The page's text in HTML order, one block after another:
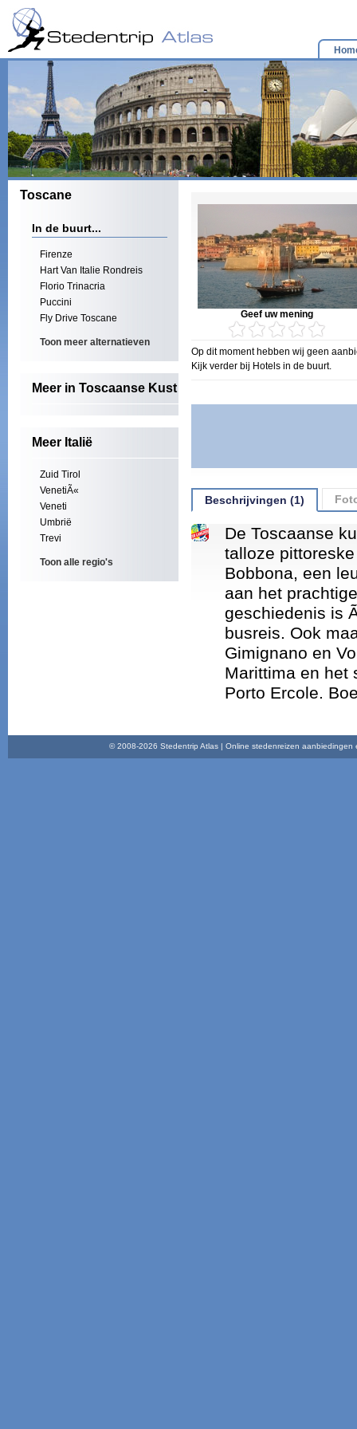
Toscane
In de buurt...
Firenze
Hart Van Italie Rondreis
Florio Trinacria
Puccini
Fly Drive Toscane
Toon meer alternatieven
Meer in Toscaanse Kust
Meer Italië
Zuid Tirol
VenetiÃ«
Veneti
Umbrië
Trevi
Toon alle regio's
Geef uw mening
Op dit moment hebben wij geen
Kijk verder bij Hotels in de buurt.
Beschrijvingen (1)
De Toscaanse
talloze
Bobbona, een
aan het
geschiedenis is
busreis. Ook
Gimignano en
Marittima en het
Porto Ercole.
© 2008-2026 Stedentrip Atlas | Online stedenreizen